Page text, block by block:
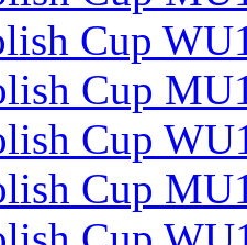
Cup
Cup
Cup
Cup